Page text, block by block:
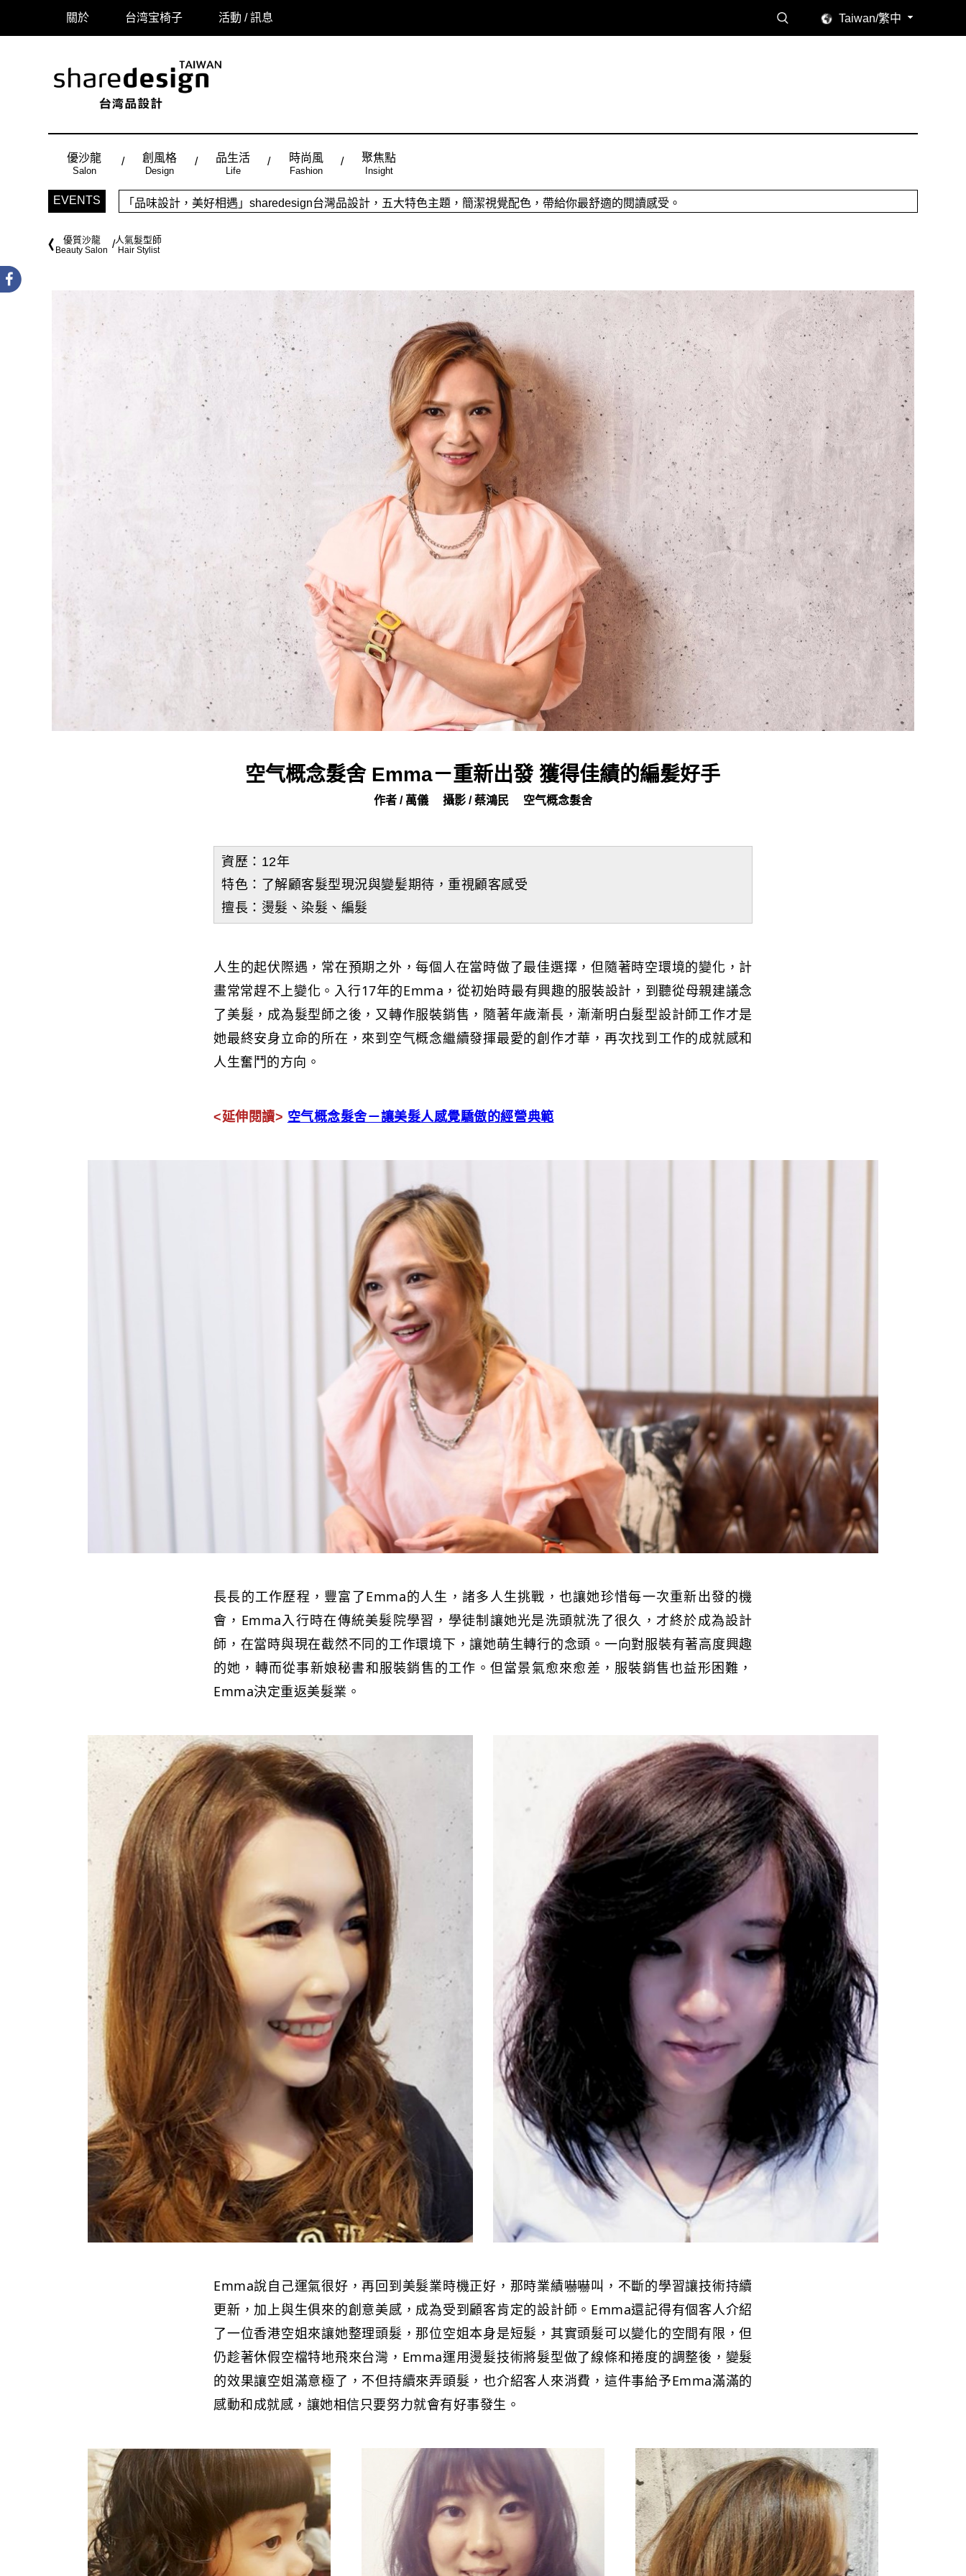
Taiwan/繁中
關於 台湾宝椅子 活動 / 訊息
優沙龍
Salon
創風格
Design
品生活
Life
時尚風
Fashion
聚焦點
Insight
EVENTS
時尚風：Made in Taiwan， 從台灣原創時尚，領略潮流趨勢，體現個人穿搭品味。
優質沙龍
Beauty Salon
人氣髮型師
Hair Stylist
空气概念髮舍 Emma－重新出發 獲得佳績的編髪好手
作者 / 萬儀 攝影 / 蔡鴻民 空气概念髮舍
資歷：12年
特色：了解顧客髮型現況與變髪期待，重視顧客感受
擅長：燙髮、染髮、編髮
人生的起伏際遇，常在預期之外，每個人在當時做了最佳選擇，但隨著時空環境的變化，計
畫常常趕不上變化。入行17年的Emma，從初始時最有興趣的服裝設計，到聽從母親建議念
了美髮，成為髮型師之後，又轉作服裝銷售，隨著年歲漸長，漸漸明白髮型設計師工作才是
她最終安身立命的所在，來到空气概念繼續發揮最愛的創作才華，再次找到工作的成就感和
人生奮鬥的方向。
<延伸閱讀> 空气概念髮舍－讓美髮人感覺驕傲的經營典範
長長的工作歷程，豐富了Emma的人生，諸多人生挑戰，也讓她珍惜每一次重新出發的機
會，Emma入行時在傳統美髮院學習，學徒制讓她光是洗頭就洗了很久，才終於成為設計
師，在當時與現在截然不同的工作環境下，讓她萌生轉行的念頭。一向對服裝有著高度興趣
的她，轉而從事新娘秘書和服裝銷售的工作。但當景氣愈來愈差，服裝銷售也益形困難，
Emma決定重返美髮業。
Emma說自己運氣很好，再回到美髮業時機正好，那時業績嚇嚇叫，不斷的學習讓技術持續
更新，加上與生俱來的創意美感，成為受到顧客肯定的設計師。Emma還記得有個客人介紹
了一位香港空姐來讓她整理頭髮，那位空姐本身是短髮，其實頭髮可以變化的空間有限，但
仍趁著休假空檔特地飛來台灣，Emma運用燙髮技術將髮型做了線條和捲度的調整後，變髮
的效果讓空姐滿意極了，不但持續來弄頭髮，也介紹客人來消費，這件事給予Emma滿滿的
感動和成就感，讓她相信只要努力就會有好事發生。